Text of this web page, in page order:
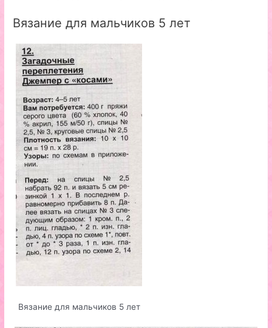
Вязание для мальчиков 5 лет
Вязание для мальчиков 5 лет